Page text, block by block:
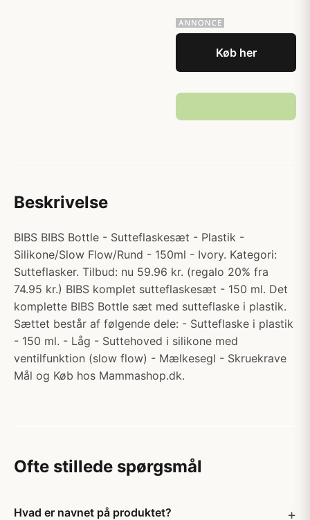
Køb her
Beskrivelse
BIBS BIBS Bottle - Sutteflaskesæt - Plastik -
Silikone/Slow Flow/Rund - 150ml - Ivory. Kategori:
Sutteflasker. Tilbud: nu 59.96 kr. (regalo 20% fra
74.95 kr.) BIBS komplet sutteflaskesæt - 150 ml. Det
komplette BIBS Bottle sæt med sutteflaske i plastik.
Sættet består af følgende dele: - Sutteflaske i plastik
- 150 ml. - Låg - Suttehoved i silikone med
ventilfunktion (slow flow) - Mælkesegl - Skruekrave
Mål og Køb hos Mammashop.dk.
Ofte stillede spørgsmål
Hvad er navnet på produktet?